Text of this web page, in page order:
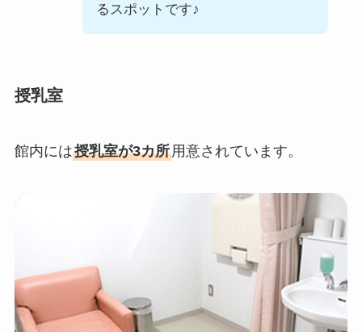
るスポットです♪
授乳室
館内には授乳室が3カ所用意されています。